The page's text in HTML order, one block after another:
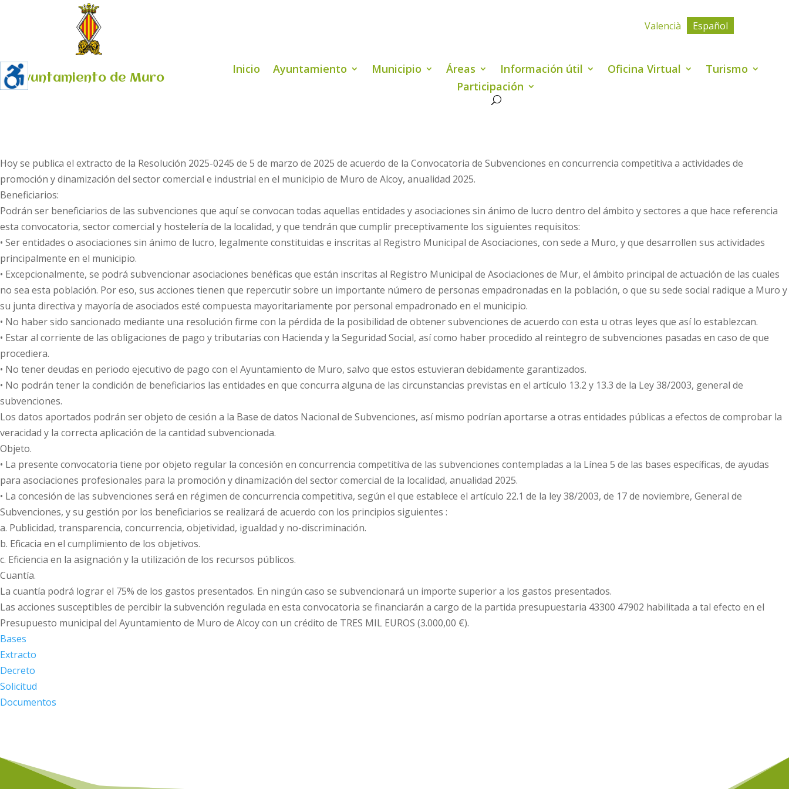
Ayuntamiento de Muro
Valencià Español
Inicio Ayuntamiento Municipio Áreas Información útil Oficina Virtual
Turismo
Participación
Hoy se publica el extracto de la Resolución 2025-0245 de 5 de marzo de 2025 de acuerdo de la Convocatoria de Subvenciones en concurrencia competitiva a actividades de
promoción y dinamización del sector comercial e industrial en el municipio de Muro de Alcoy, anualidad 2025.
Beneficiarios:
Podrán ser beneficiarios de las subvenciones que aquí se convocan todas aquellas entidades y asociaciones sin ánimo de lucro dentro del ámbito y sectores a que hace referencia
esta convocatoria, sector comercial y hostelería de la localidad, y que tendrán que cumplir preceptivamente los siguientes requisitos:
• Ser entidades o asociaciones sin ánimo de lucro, legalmente constituidas e inscritas al Registro Municipal de Asociaciones, con sede a Muro, y que desarrollen sus actividades
principalmente en el municipio.
• Excepcionalmente, se podrá subvencionar asociaciones benéficas que están inscritas al Registro Municipal de Asociaciones de Mur, el ámbito principal de actuación de las cuales
no sea esta población. Por eso, sus acciones tienen que repercutir sobre un importante número de personas empadronadas en la población, o que su sede social radique a Muro y
su junta directiva y mayoría de asociados esté compuesta mayoritariamente por personal empadronado en el municipio.
• No haber sido sancionado mediante una resolución firme con la pérdida de la posibilidad de obtener subvenciones de acuerdo con esta u otras leyes que así lo establezcan.
• Estar al corriente de las obligaciones de pago y tributarias con Hacienda y la Seguridad Social, así como haber procedido al reintegro de subvenciones pasadas en caso de que
procediera.
• No tener deudas en periodo ejecutivo de pago con el Ayuntamiento de Muro, salvo que estos estuvieran debidamente garantizados.
• No podrán tener la condición de beneficiarios las entidades en que concurra alguna de las circunstancias previstas en el artículo 13.2 y 13.3 de la Ley 38/2003, general de
subvenciones.
Los datos aportados podrán ser objeto de cesión a la Base de datos Nacional de Subvenciones, así mismo podrían aportarse a otras entidades públicas a efectos de comprobar la
veracidad y la correcta aplicación de la cantidad subvencionada.
Objeto.
• La presente convocatoria tiene por objeto regular la concesión en concurrencia competitiva de las subvenciones contempladas a la Línea 5 de las bases específicas, de ayudas
para asociaciones profesionales para la promoción y dinamización del sector comercial de la localidad, anualidad 2025.
• La concesión de las subvenciones será en régimen de concurrencia competitiva, según el que establece el artículo 22.1 de la ley 38/2003, de 17 de noviembre, General de
Subvenciones, y su gestión por los beneficiarios se realizará de acuerdo con los principios siguientes :
a. Publicidad, transparencia, concurrencia, objetividad, igualdad y no-discriminación.
b. Eficacia en el cumplimiento de los objetivos.
c. Eficiencia en la asignación y la utilización de los recursos públicos.
Cuantía.
La cuantía podrá lograr el 75% de los gastos presentados. En ningún caso se subvencionará un importe superior a los gastos presentados.
Las acciones susceptibles de percibir la subvención regulada en esta convocatoria se financiarán a cargo de la partida presupuestaria 43300 47902 habilitada a tal efecto en el
Presupuesto municipal del Ayuntamiento de Muro de Alcoy con un crédito de TRES MIL EUROS (3.000,00 €).
Bases
Extracto
Decreto
Solicitud
Documentos